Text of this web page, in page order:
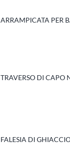
ARRAMPICATA PER
TRAVERSO DI CAPO
FALESIA DI